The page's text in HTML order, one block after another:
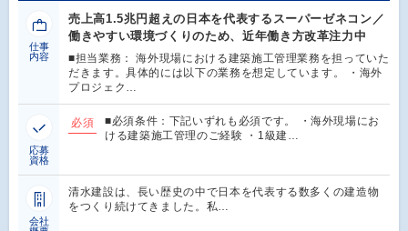
仕事
内容
売上高1.5兆円超えの日本を代表するスーパーゼネコン／
働きやすい環境づくりのため、近年働き方改革注力中
■担当業務： 海外現場における建築施工管理業務を担っていた
だきます。具体的には以下の業務を想定しています。 ・海外
プロジェク…
応募
資格
必須
■必須条件：下記いずれも必須です。 ・海外現場にお
ける建築施工管理のご経験 ・1級建…
会社
清水建設は、長い歴史の中で日本を代表する数多くの建造物
をつくり続けてきました。私…